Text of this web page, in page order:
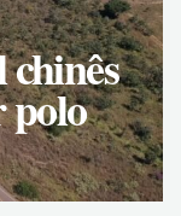
polo